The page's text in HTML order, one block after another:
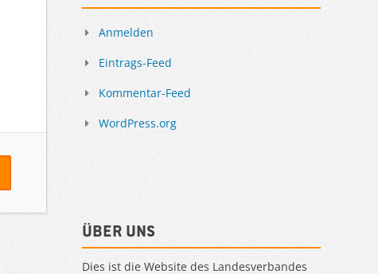
Anmelden
Eintrags-Feed
Kommentar-Feed
WordPress.org
Über uns
Dies ist die Website des Landesverbandes